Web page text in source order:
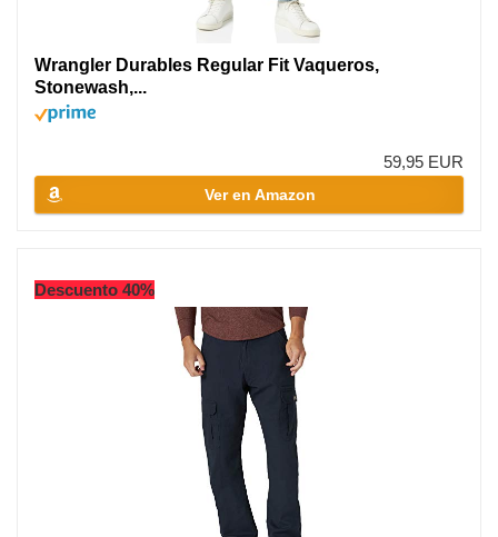
Wrangler Durables Regular Fit Vaqueros,
Stonewash,...
59,95 EUR
Ver en Amazon
Descuento 40%